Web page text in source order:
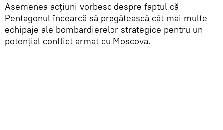
Asemenea acțiuni vorbesc despre faptul că
Pentagonul încearcă să pregătească cât mai multe
echipaje ale bombardierelor strategice pentru un
potențial conflict armat cu Moscova.